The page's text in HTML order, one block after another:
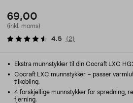
69,00
(inkl. moms)
4.5 ( 2)
Ekstra munnstykker til din Cocraft LXC
Cocraft LXC munnstykker – passer
tilkobling.
4 forskjellige munnstykker for spredning,
fjerning.